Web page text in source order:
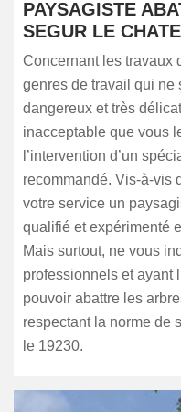
PAYSAGISTE
SEGUR LE
Concernant les travaux
genres de travail qui ne
dangereux et très
inacceptable que vous
l’intervention d’un
recommandé. Vis-à-vis
votre service un
qualifié et expérimenté
Mais surtout, ne vous
professionnels et ayant
pouvoir abattre les
respectant la norme de
le 19230.